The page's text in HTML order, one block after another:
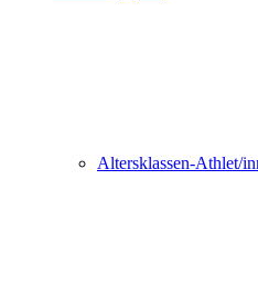
Altersklassen-Athlet/